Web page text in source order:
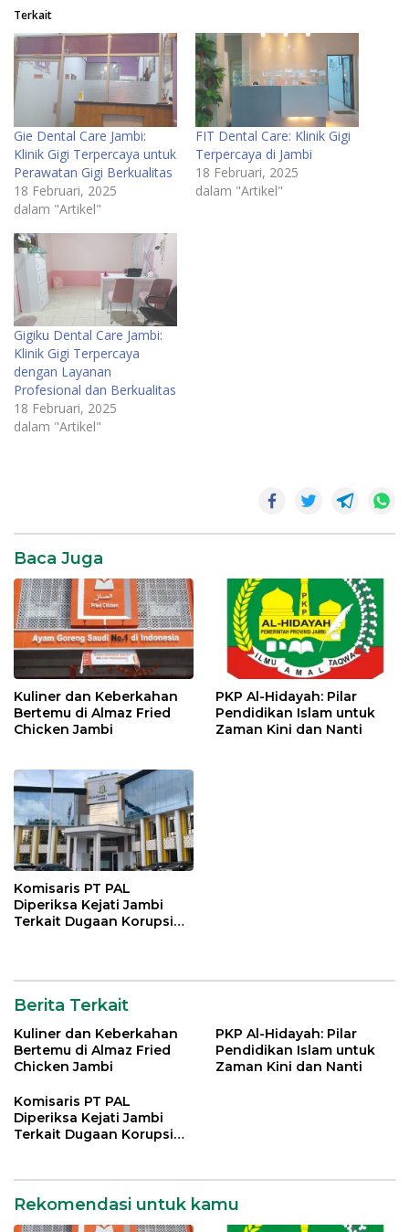
Terkait
Gie Dental Care Jambi:
Klinik Gigi Terpercaya untuk
Perawatan Gigi Berkualitas
18 Februari, 2025
dalam "Artikel"
FIT Dental Care: Klinik Gigi
Terpercaya di Jambi
18 Februari, 2025
dalam "Artikel"
Gigiku Dental Care Jambi:
Klinik Gigi Terpercaya
dengan Layanan
Profesional dan Berkualitas
18 Februari, 2025
dalam "Artikel"
Baca Juga
Kuliner dan Keberkahan
Bertemu di Almaz Fried
Chicken Jambi
PKP Al-Hidayah: Pilar
Pendidikan Islam untuk
Zaman Kini dan Nanti
Komisaris PT PAL
Diperiksa Kejati Jambi
Terkait Dugaan Korupsi
Berita Terkait
Kuliner dan Keberkahan
Bertemu di Almaz Fried
Chicken Jambi
PKP Al-Hidayah: Pilar
Pendidikan Islam untuk
Zaman Kini dan Nanti
Komisaris PT PAL
Diperiksa Kejati Jambi
Terkait Dugaan Korupsi
Rekomendasi untuk kamu